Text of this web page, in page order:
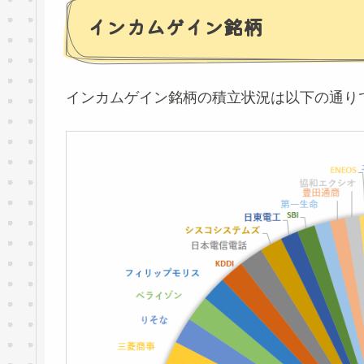
インカムゲイン銘柄
インカムゲイン銘柄の積立状況は以下の通り